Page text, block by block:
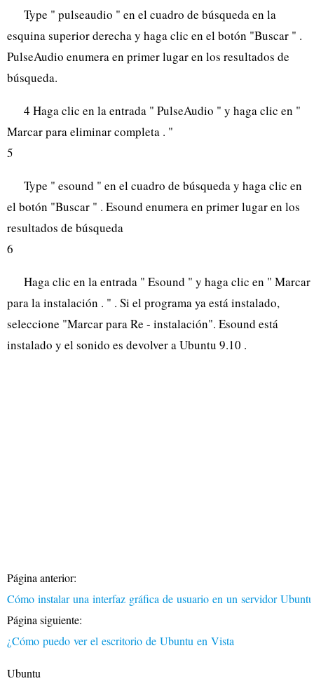
Type " pulseaudio " en el cuadro de búsqueda en la
esquina superior derecha y haga clic en el botón "Buscar " .
PulseAudio enumera en primer lugar en los resultados de
búsqueda.
4 Haga clic en la entrada " PulseAudio " y haga clic en "
Marcar para eliminar completa . "
5
Type " esound " en el cuadro de búsqueda y haga clic en
el botón "Buscar " . Esound enumera en primer lugar en los
resultados de búsqueda
6
Haga clic en la entrada " Esound " y haga clic en " Marcar
para la instalación . " . Si el programa ya está instalado,
seleccione "Marcar para Re - instalación". Esound está
instalado y el sonido es devolver a Ubuntu 9.10 .
Página anterior:
Cómo instalar una interfaz gráfica de usuario en un servidor
Página siguiente:
¿Cómo puedo ver el escritorio de Ubuntu en Vista
Ubuntu